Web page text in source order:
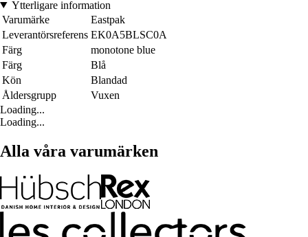
Ytterligare information
Varumärke
Eastpak
Leverantörsreferens EK0A5BLSC0A
Färg
monotone blue
Färg
Blå
Kön
Blandad
Åldersgrupp
Vuxen
Loading...
Loading...
Alla våra varumärken